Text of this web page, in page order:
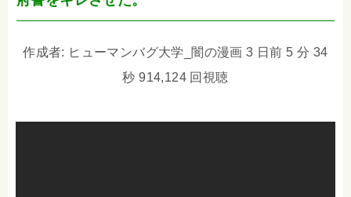
作成者: ヒューマンバグ大学_闇の漫画 3 日前 5 分 34
秒 914,124 回視聴